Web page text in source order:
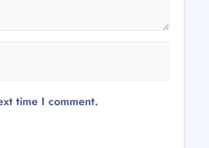
time I comment.